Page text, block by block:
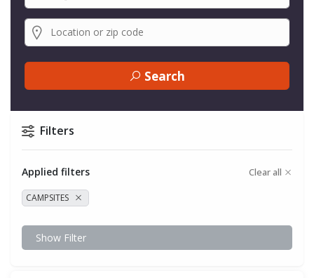
Search
Filters
Applied filters Clear all
CAMPSITES
Show Filter